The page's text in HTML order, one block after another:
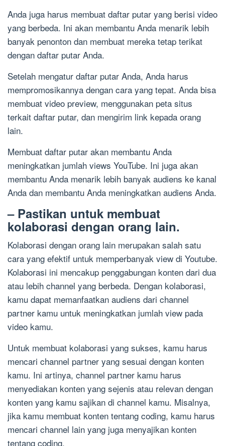
Anda juga harus membuat daftar putar yang berisi video
yang berbeda. Ini akan membantu Anda menarik lebih
banyak penonton dan membuat mereka tetap terikat
dengan daftar putar Anda.
Setelah mengatur daftar putar Anda, Anda harus
mempromosikannya dengan cara yang tepat. Anda bisa
membuat video preview, menggunakan peta situs
terkait daftar putar, dan mengirim link kepada orang
lain.
Membuat daftar putar akan membantu Anda
meningkatkan jumlah views YouTube. Ini juga akan
membantu Anda menarik lebih banyak audiens ke kanal
Anda dan membantu Anda meningkatkan audiens Anda.
– Pastikan untuk membuat
kolaborasi dengan orang lain.
Kolaborasi dengan orang lain merupakan salah satu
cara yang efektif untuk memperbanyak view di Youtube.
Kolaborasi ini mencakup penggabungan konten dari dua
atau lebih channel yang berbeda. Dengan kolaborasi,
kamu dapat memanfaatkan audiens dari channel
partner kamu untuk meningkatkan jumlah view pada
video kamu.
Untuk membuat kolaborasi yang sukses, kamu harus
mencari channel partner yang sesuai dengan konten
kamu. Ini artinya, channel partner kamu harus
menyediakan konten yang sejenis atau relevan dengan
konten yang kamu sajikan di channel kamu. Misalnya,
jika kamu membuat konten tentang coding, kamu harus
mencari channel lain yang juga menyajikan konten
tentang coding.